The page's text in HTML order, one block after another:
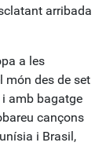
arribada
a les
món des de set
amb bagatge
cançons
i Brasil,